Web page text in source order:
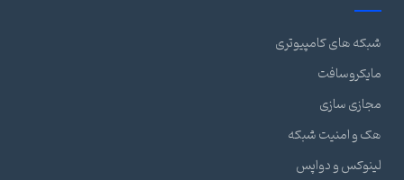
شبکه های کامپیوتری
مایکروسافت
مجازی سازی
هک و امنیت شبکه
لینوکس و دواپس